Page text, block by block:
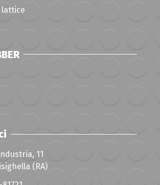
lattice
11
(RA)